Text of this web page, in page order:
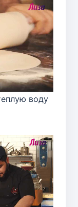
воду